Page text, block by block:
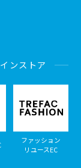
ンストア
ファッション
リユースEC